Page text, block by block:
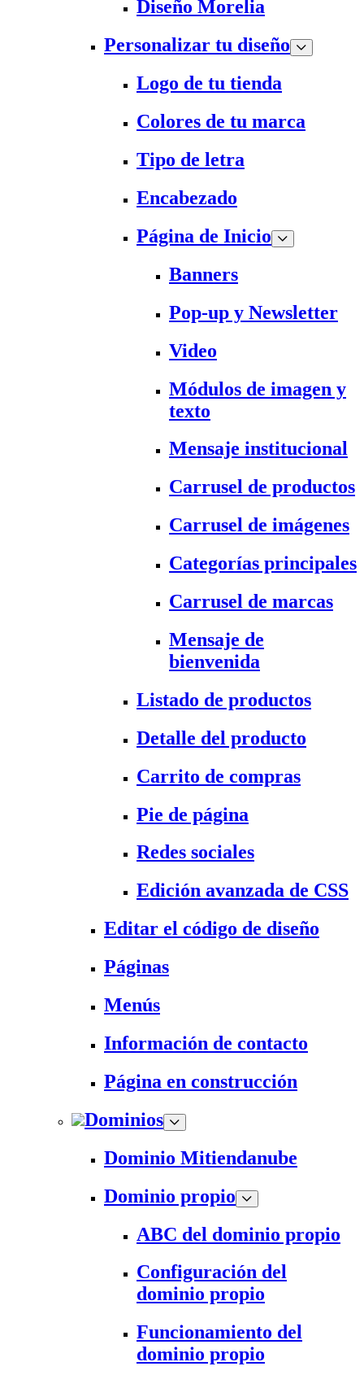
Diseño Morelia
Personalizar tu diseño
Logo de tu tienda
Colores de tu marca
Tipo de letra
Encabezado
Página de Inicio
Banners
Pop-up y Newsletter
Video
Módulos de imagen y
texto
Mensaje institucional
Carrusel de productos
Carrusel de imágenes
Categorías principales
Carrusel de marcas
Mensaje de
bienvenida
Listado de productos
Detalle del producto
Carrito de compras
Pie de página
Redes sociales
Edición avanzada de CSS
Editar el código de diseño
Páginas
Menús
Información de contacto
Página en construcción
Dominios
Dominio Mitiendanube
Dominio propio
ABC del dominio propio
Configuración del
dominio propio
Funcionamiento del
dominio propio